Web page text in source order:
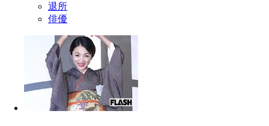
退所
俳優